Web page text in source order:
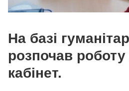
На базі
розпочав роботу
кабінет.